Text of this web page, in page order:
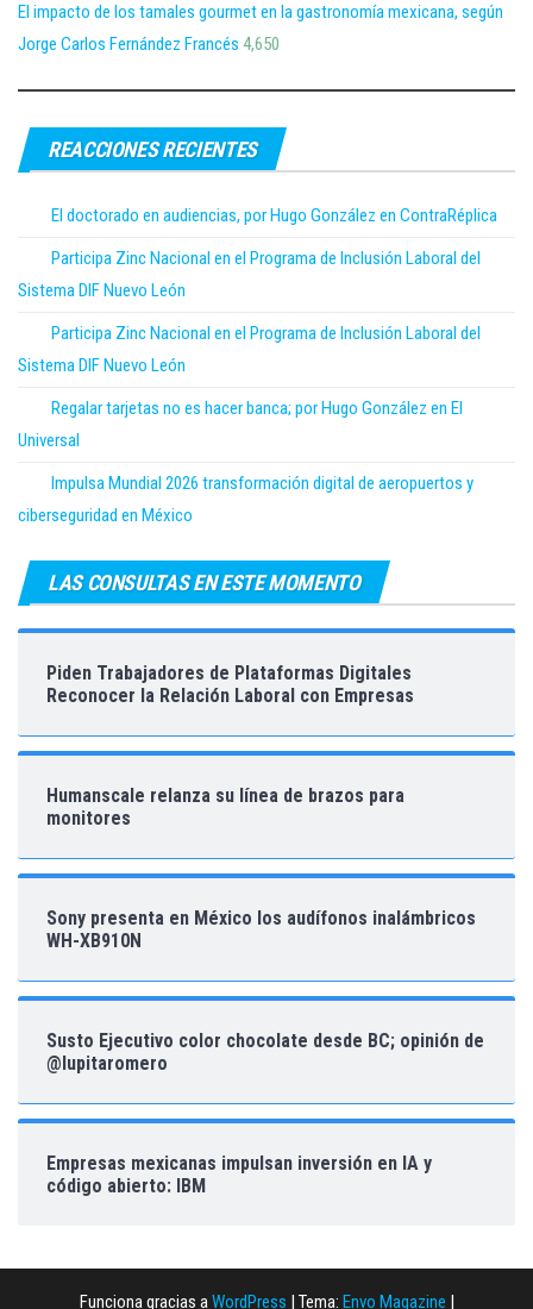
El impacto de los tamales gourmet en la gastronomía mexicana, según
Jorge Carlos Fernández Francés 4,650
REACCIONES RECIENTES
El doctorado en audiencias, por Hugo González en ContraRéplica
Participa Zinc Nacional en el Programa de Inclusión Laboral del
Sistema DIF Nuevo León
Participa Zinc Nacional en el Programa de Inclusión Laboral del
Sistema DIF Nuevo León
Regalar tarjetas no es hacer banca; por Hugo González en El
Universal
Impulsa Mundial 2026 transformación digital de aeropuertos y
ciberseguridad en México
LAS CONSULTAS EN ESTE MOMENTO
Piden Trabajadores de Plataformas Digitales
Reconocer la Relación Laboral con Empresas
Humanscale relanza su línea de brazos para
monitores
Sony presenta en México los audífonos inalámbricos
WH-XB910N
Susto Ejecutivo color chocolate desde BC; opinión de
@lupitaromero
Empresas mexicanas impulsan inversión en IA y
código abierto: IBM
Funciona gracias aWordPress Tema: Envo Magazine